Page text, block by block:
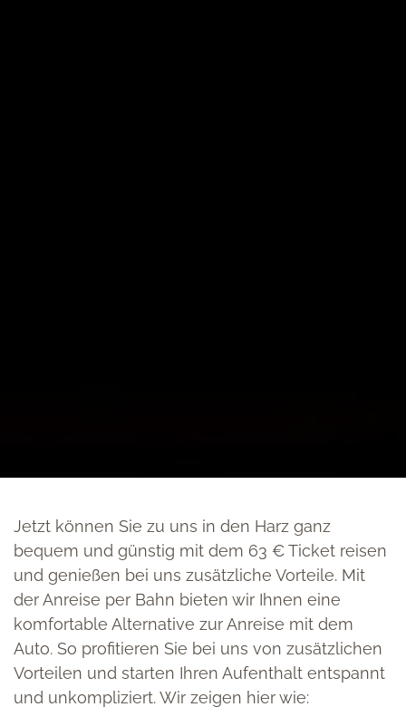
Jetzt können Sie zu uns in den Harz ganz
bequem und günstig mit dem 63 € Ticket reisen
und genießen bei uns zusätzliche Vorteile. Mit
der Anreise per Bahn bieten wir Ihnen eine
komfortable Alternative zur Anreise mit dem
Auto. So profitieren Sie bei uns von zusätzlichen
Vorteilen und starten Ihren Aufenthalt entspannt
und unkompliziert. Wir zeigen hier wie: